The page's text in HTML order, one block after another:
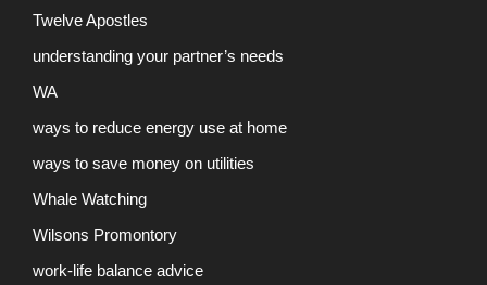
Twelve Apostles
understanding your partner’s needs
WA
ways to reduce energy use at home
ways to save money on utilities
Whale Watching
Wilsons Promontory
work-life balance advice